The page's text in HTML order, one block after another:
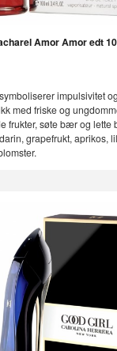
Amor Amor edt
impulsivitet
med friske og
frukter, søte bær og lette
grapefrukt, aprikos,